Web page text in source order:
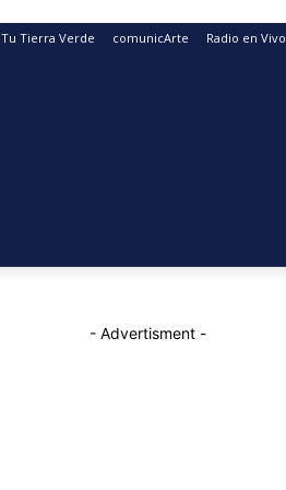
Tu Tierra Verde comunicArte Radio en Vivo
- Advertisment -